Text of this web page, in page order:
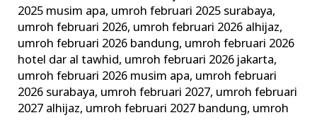
2025 musim apa, umroh februari 2025 surabaya,
umroh februari 2026, umroh februari 2026 alhijaz,
umroh februari 2026 bandung, umroh februari 2026
hotel dar al tawhid, umroh februari 2026 jakarta,
umroh februari 2026 musim apa, umroh februari
2026 surabaya, umroh februari 2027, umroh februari
2027 alhijaz, umroh februari 2027 bandung, umroh